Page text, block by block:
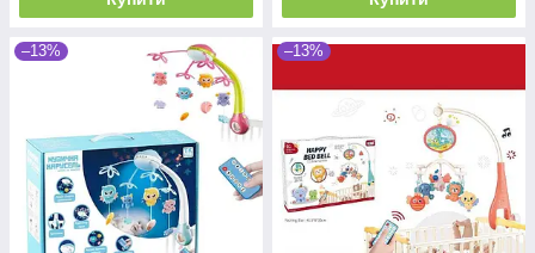
–13% –13%